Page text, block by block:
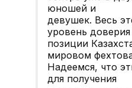
юношей и
девушек. Весь
уровень доверия
позиции
мировом
Надеемся, что
для получения